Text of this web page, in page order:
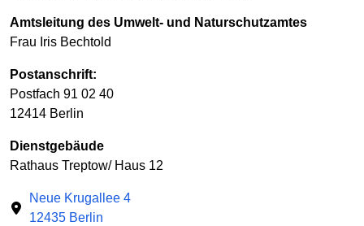
Amtsleitung des Umwelt- und Naturschutzamtes
Frau Iris Bechtold
Postanschrift:
Postfach 91 02 40
12414 Berlin
Dienstgebäude
Rathaus Treptow/ Haus 12
Neue Krugallee 4
12435 Berlin